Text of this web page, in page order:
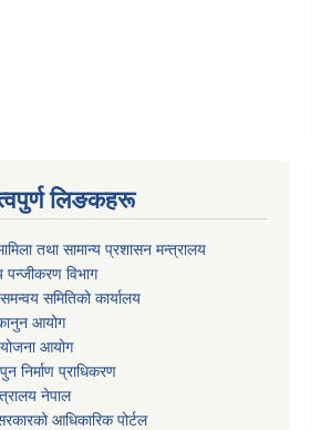
लिङकहरू
तथा सामान्य प्रशासन मन्त्रालय
पन्जीकरण विभाग
समितिको कार्यालय
आयोग
योजना आयोग
पुन निर्माण प्राधिकरण
नेपाल
आधिकारिक पोर्टल